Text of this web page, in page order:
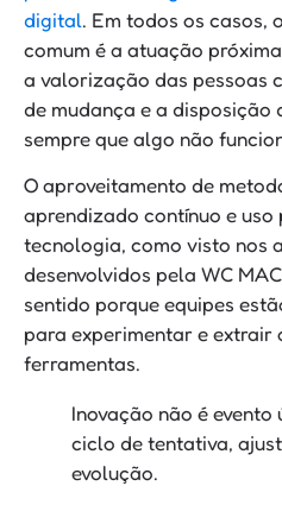
digital. Em todos os casos,
comum é a atuação
a valorização das pessoas
de mudança e a
sempre que algo não
O aproveitamento de
aprendizado contínuo e uso
tecnologia, como visto nos
desenvolvidos pela WC
sentido porque equipes
para experimentar e extrair
ferramentas.
Inovação não é evento
ciclo de tentativa,
evolução.